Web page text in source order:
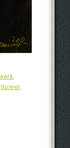
,
,